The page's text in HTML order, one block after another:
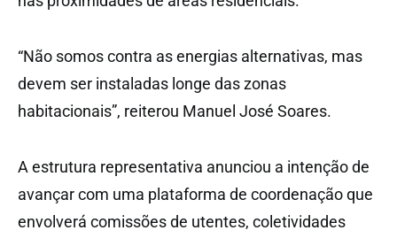
“Não somos contra as energias alternativas, mas
devem ser instaladas longe das zonas
habitacionais”, reiterou Manuel José Soares.
A estrutura representativa anunciou a intenção de
avançar com uma plataforma de coordenação que
envolverá comissões de utentes, coletividades